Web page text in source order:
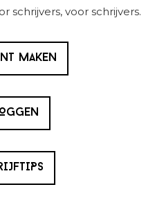
schrijvers, voor schrijvers.
MAKEN